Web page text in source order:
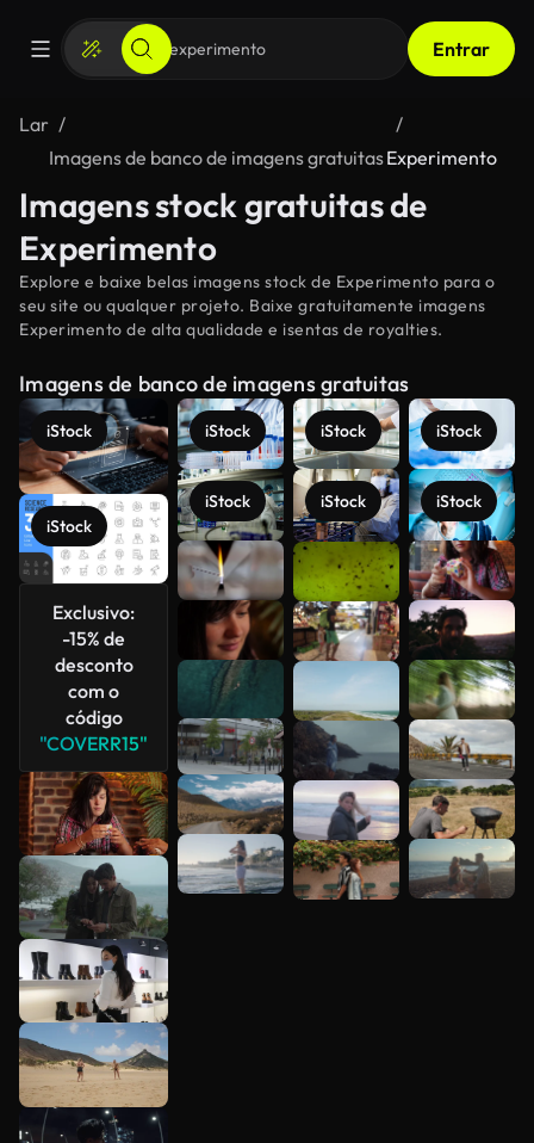
Entrar
Lar
Imagens de banco de imagens gratuitasExperimento
Imagens stock gratuitas de
Experimento
Explore e baixe belas imagens stock de Experimento para o
seu site ou qualquer projeto. Baixe gratuitamente imagens
Experimento de alta qualidade e isentas de royalties.
Imagens de banco de imagens gratuitas
iStock
iStock
Exclusivo:
-15% de
desconto
com o
código
"COVERR15"
iStock
iStock
iStock
iStock
iStock
iStock
Veja mais